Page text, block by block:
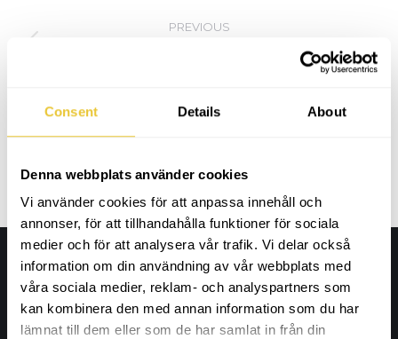
Consent Details About
Denna webbplats använder cookies
Vi använder cookies för att anpassa innehåll och
annonser, för att tillhandahålla funktioner för sociala
medier och för att analysera vår trafik. Vi delar också
information om din användning av vår webbplats med
våra sociala medier, reklam- och analyspartners som
kan kombinera den med annan information som du har
lämnat till dem eller som de har samlat in från din
PREVIOUS
Adress
Wahlbergs Grafiska